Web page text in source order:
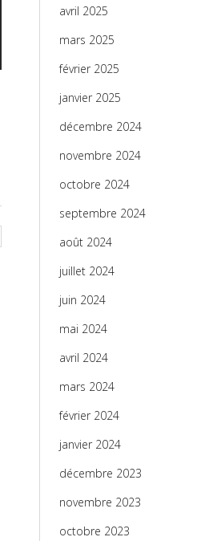
avril 2025
mars 2025
février 2025
janvier 2025
décembre 2024
novembre 2024
octobre 2024
septembre 2024
août 2024
juillet 2024
juin 2024
mai 2024
avril 2024
mars 2024
février 2024
janvier 2024
décembre 2023
novembre 2023
octobre 2023